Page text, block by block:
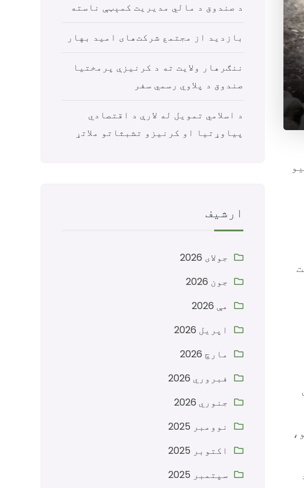
د صندوق د مالي مدیریت کمېټې ناسته
بازدید از مجتمع شرکت‌های امید بهار
ننګرهار ولایت ته د کرنیزې پرمختیا
صندوق د پلاوي رسمي سفر
د اسلامي تمویل له لارې د اقتصادي
پیاوړتیا او کرنیزو تشبثاتو ملاتړ
ارشیف
جولای 2026
جون 2026
مې 2026
اپریل 2026
مارچ 2026
فبروري 2026
جنوري 2026
نوومبر 2025
اکتوبر 2025
سپتمبر 2025